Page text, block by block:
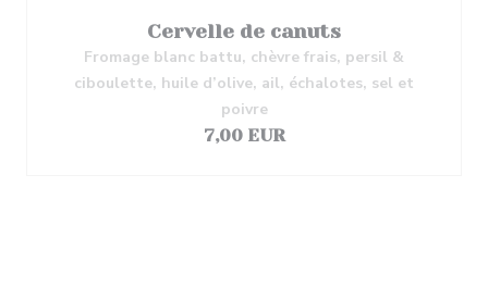
Cervelle de canuts
Fromage blanc battu, chèvre frais, persil &
ciboulette, huile d’olive, ail, échalotes, sel et
poivre
7,00 EUR